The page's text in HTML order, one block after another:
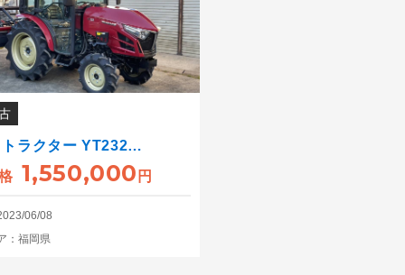
トラクター YT232…
1,550,000 円
06/08
：福岡県